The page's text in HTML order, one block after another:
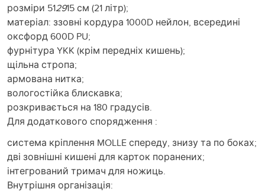
розміри 512915 см (21 літр);
матеріал: ззовні кордура 1000D нейлон, всередині
оксфорд 600D PU;
фурнітура YKK (крім передніх кишень);
щільна стропа;
армована нитка;
вологостійка блискавка;
розкривається на 180 градусів.
Для додаткового спорядження :
система кріплення MOLLE спереду, знизу та по боках;
дві зовнішні кишені для карток поранених;
інтегрований тримач для ножиць.
Внутрішня організація: